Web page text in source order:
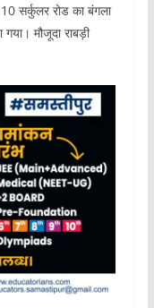
सर्कुलर रोड का बंगला
मौजूदा राबड़ी